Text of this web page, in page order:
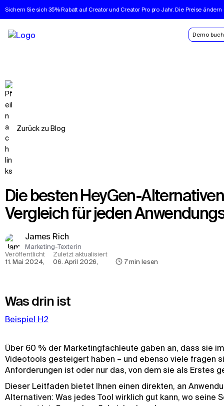
Sichern Sie sich 35% Rabatt auf Creator und Creator Pro pro Jahr. Die Preise ändern
Demo
Zurück zu Blog
Die besten HeyGen-Alternativen im Jahr 2026: Ein ehrlicher
Vergleich für jeden
James Rich
Marketing-Texterin
Veröffentlicht
11. Mai 2024,
Zuletzt aktualisiert
06. April 2026, 7 min lesen
Was drin ist
Beispiel H2
Über 60 % der Marketingfachleute gaben an, dass sie
Videotools gesteigert haben – und ebenso viele fragen
Anforderungen ist oder nur das, von dem sie als Erstes
Dieser Leitfaden bietet Ihnen einen direkten, an
Alternativen: Was jedes Tool wirklich gut kann, wo seine